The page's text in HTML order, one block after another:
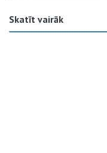
Skatīt vairāk